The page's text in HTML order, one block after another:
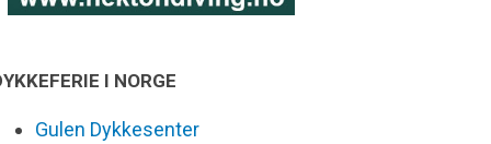
I NORGE
Gulen Dykkesenter